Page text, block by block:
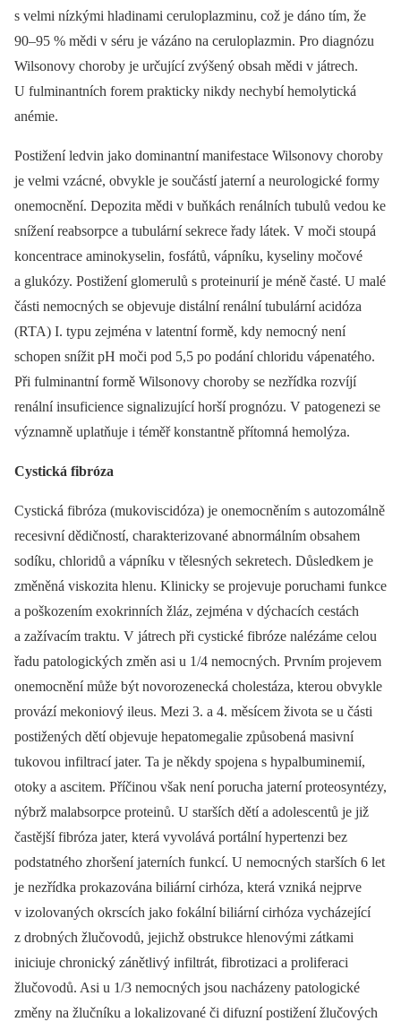
s velmi nízkými hladinami ceruloplazminu, což je dáno tím, že
90–95 % mědi v séru je vázáno na ceruloplazmin. Pro diagnózu
Wilsonovy choroby je určující zvýšený obsah mědi v játrech.
U fulminantních forem prakticky nikdy nechybí hemolytická
anémie.
Postižení ledvin jako dominantní manifestace Wilsonovy choroby
je velmi vzácné, obvykle je součástí jaterní a neurologické formy
onemocnění. Depozita mědi v buňkách renálních tubulů vedou ke
snížení reabsorpce a tubulární sekrece řady látek. V moči stoupá
koncentrace aminokyselin, fosfátů, vápníku, kyseliny močové
a glukózy. Postižení glomerulů s proteinurií je méně časté. U malé
části nemocných se objevuje distální renální tubulární acidóza
(RTA) I. typu zejména v latentní formě, kdy nemocný není
schopen snížit pH moči pod 5,5 po podání chloridu vápenatého.
Při fulminantní formě Wilsonovy choroby se nezřídka rozvíjí
renální insuficience signalizující horší prognózu. V patogenezi se
významně uplatňuje i téměř konstantně přítomná hemolýza.
Cystická fibróza
Cystická fibróza (mukoviscidóza) je onemocněním s autozomálně
recesivní dědičností, charakterizované abnormálním obsahem
sodíku, chloridů a vápníku v tělesných sekretech. Důsledkem je
změněná viskozita hlenu. Klinicky se projevuje poruchami funkce
a poškozením exokrinních žláz, zejména v dýchacích cestách
a zažívacím traktu. V játrech při cystické fibróze nalézáme celou
řadu patologických změn asi u 1/4 nemocných. Prvním projevem
onemocnění může být novorozenecká cholestáza, kterou obvykle
provází mekoniový ileus. Mezi 3. a 4. měsícem života se u části
postižených dětí objevuje hepatomegalie způsobená masivní
tukovou infiltrací jater. Ta je někdy spojena s hypalbuminemií,
otoky a ascitem. Příčinou však není porucha jaterní proteosyntézy,
nýbrž malabsorpce proteinů. U starších dětí a adolescentů je již
častější fibróza jater, která vyvolává portální hypertenzi bez
podstatného zhoršení jaterních funkcí. U nemocných starších 6 let
je nezřídka prokazována biliární cirhóza, která vzniká nejprve
v izolovaných okrscích jako fokální biliární cirhóza vycházející
z drobných žlučovodů, jejichž obstrukce hlenovými zátkami
iniciuje chronický zánětlivý infiltrát, fibrotizaci a proliferaci
žlučovodů. Asi u 1/3 nemocných jsou nacházeny patologické
změny na žlučníku a lokalizované či difuzní postižení žlučových